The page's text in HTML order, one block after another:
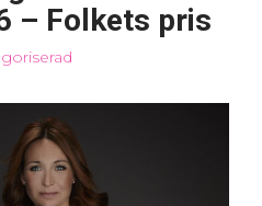
– Folkets pris